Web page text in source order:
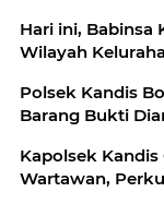
Hari ini, Babinsa
Wilayah
Polsek Kandis
Barang Bukti
Kapolsek Kandis
Wartawan,